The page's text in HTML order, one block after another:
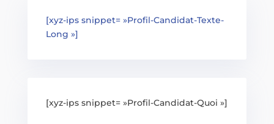
[xyz-ips snippet= »Profil-Candidat-Texte-
Long »]
[xyz-ips snippet= »Profil-Candidat-Quoi »]